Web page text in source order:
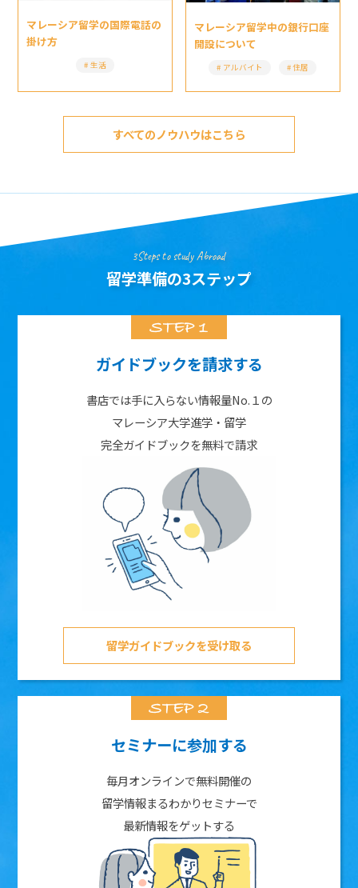
マレーシア留学の国際電話の
掛け方
生活
マレーシア留学中の銀行口座
開設について
アルバイト 住居
すべてのノウハウはこちら
3Steps to study Abroad
留学準備の3ステップ
ガイドブックを請求する
書店では手に入らない情報量No.１の
マレーシア大学進学・留学
完全ガイドブックを無料で請求
留学ガイドブックを受け取る
セミナーに参加する
毎月オンラインで無料開催の
留学情報まるわかりセミナーで
最新情報をゲットする